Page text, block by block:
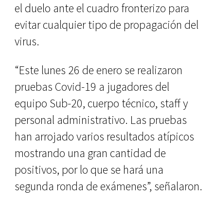
el duelo ante el cuadro fronterizo para
evitar cualquier tipo de propagación del
virus.
“Este lunes 26 de enero se realizaron
pruebas Covid-19 a jugadores del
equipo Sub-20, cuerpo técnico, staff y
personal administrativo. Las pruebas
han arrojado varios resultados atípicos
mostrando una gran cantidad de
positivos, por lo que se hará una
segunda ronda de exámenes”, señalaron.